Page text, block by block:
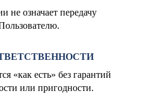
не означает передачу
«как есть» без гарантий
или пригодности.